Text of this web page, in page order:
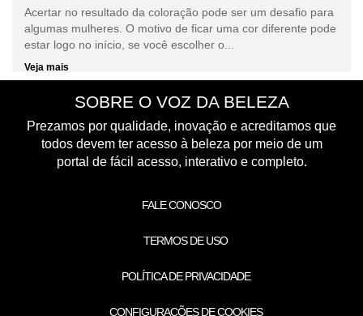
Acertar no resultado da coloração pode ser um desafio para
algumas mulheres. O motivo de ficar uma cor diferente pode
estar logo no início, se você escolher o...
Veja mais
SOBRE O VOZ DA BELEZA
Prezamos por qualidade, inovação e acreditamos que
todos devem ter acesso à beleza por meio de um
portal de fácil acesso, interativo e completo.
FALE CONOSCO
TERMOS DE USO
POLÍTICA DE PRIVACIDADE
CONFIGURAÇÕES DE COOKIES